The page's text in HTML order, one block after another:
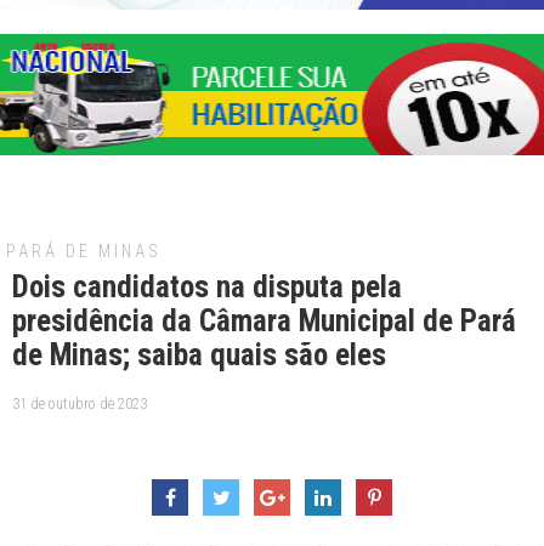
PARÁ DE MINAS
Dois candidatos na disputa pela
presidência da Câmara Municipal de Pará
de Minas; saiba quais são eles
31 de outubro de 2023